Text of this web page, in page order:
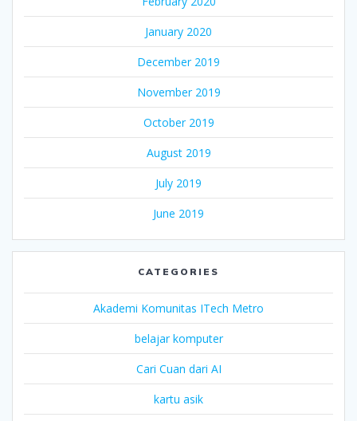
January 2020
December 2019
November 2019
October 2019
August 2019
July 2019
June 2019
CATEGORIES
Akademi Komunitas ITech Metro
belajar komputer
Cari Cuan dari AI
kartu asik